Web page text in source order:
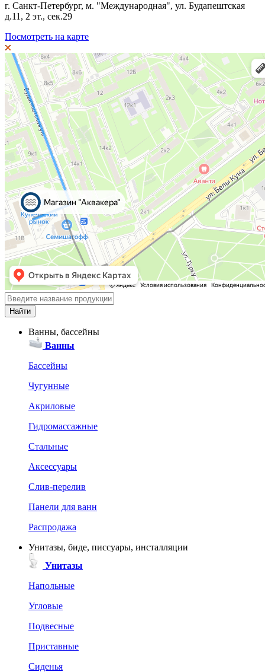
г. Санкт-Петербург, м. "Международная", ул. Будапештская
д.11, 2 эт., сек.29
Посмотреть на карте
Ванны, бассейны
Ванны
Бассейны
Чугунные
Акриловые
Гидромассажные
Стальные
Аксессуары
Слив-перелив
Панели для ванн
Распродажа
Унитазы, биде, писсуары, инсталляции
Унитазы
Напольные
Угловые
Подвесные
Приставные
Сиденья